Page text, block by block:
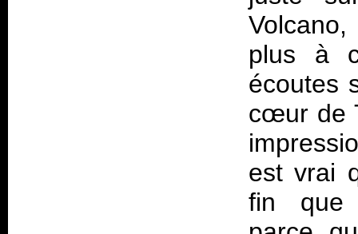
Volcano,
plus à
écoutes
cœur de
est vrai
fin que